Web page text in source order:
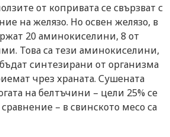
от копривата се свързват с
на желязо. Но освен желязо, в
20 аминокиселини, 8 от
Това са тези аминокиселини,
синтезирани от организма
чрез храната. Сушената
на белтъчини – цели 25% се
– в свинското месо са